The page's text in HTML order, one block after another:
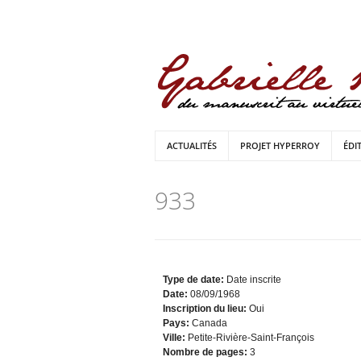
ACTUALITÉS PROJET HYPERROY
933
Type de date: Date inscrite
Date: 08/09/1968
Inscription du lieu: Oui
Pays: Canada
Ville: Petite-Rivière-Saint-François
Nombre de pages: 3